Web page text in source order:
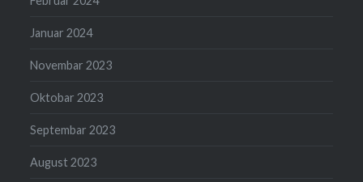
Januar 2024
Novembar 2023
Oktobar 2023
Septembar 2023
August 2023